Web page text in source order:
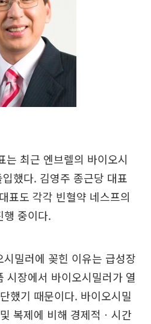
는 최근 엔브렐의 바이오시
했다. 김영주 종근당 대표
표도 각각 빈혈약 네스프의
행 중이다.
밀러에 꽂힌 이유는 급성장
시장에서 바이오시밀러가 열
했기 때문이다. 바이오시밀
복제에 비해 경제적ㆍ시간